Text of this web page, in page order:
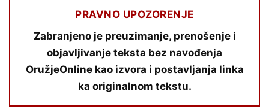
PRAVNO UPOZORENJE
Zabranjeno je preuzimanje, prenošenje i
objavljivanje teksta bez navođenja
OružjeOnline kao izvora i postavljanja linka
ka originalnom tekstu.